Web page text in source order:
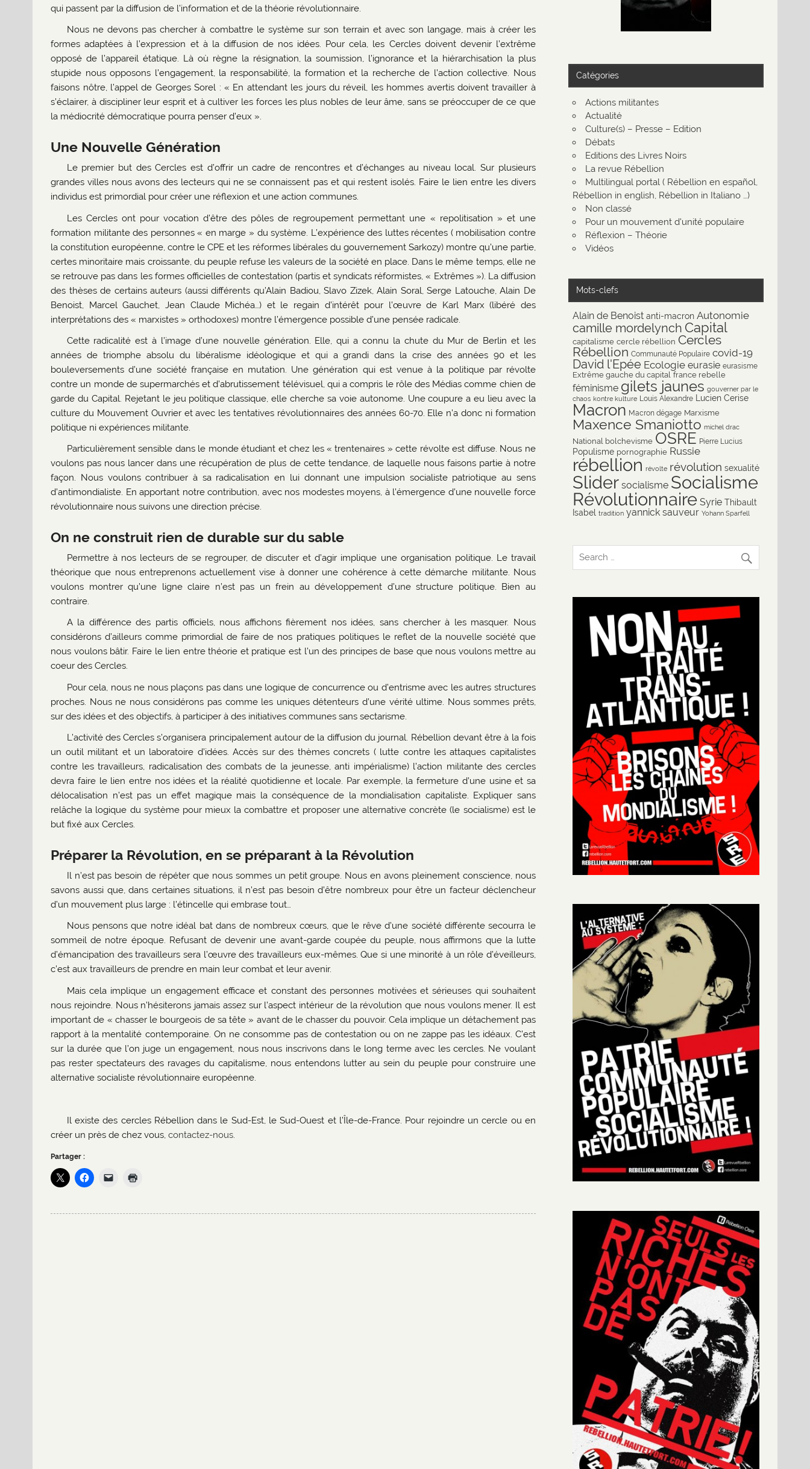
qui passent par la diffusion de l’information et de la théorie révolutionnaire.
Nous ne devons pas chercher à combattre le système sur son terrain et avec son langage, mais à créer les
formes adaptées à l’expression et à la diffusion de nos idées. Pour cela, les Cercles doivent devenir l’extrême
opposé de l’appareil étatique. Là où règne la résignation, la soumission, l’ignorance et la hiérarchisation la plus
stupide nous opposons l’engagement, la responsabilité, la formation et la recherche de l’action collective. Nous
faisons nôtre, l’appel de Georges Sorel : « En attendant les jours du réveil, les hommes avertis doivent travailler à
s’éclairer, à discipliner leur esprit et à cultiver les forces les plus nobles de leur âme, sans se préoccuper de ce que
la médiocrité démocratique pourra penser d’eux ».
Une Nouvelle Génération
Le premier but des Cercles est d’offrir un cadre de rencontres et d’échanges au niveau local. Sur plusieurs
grandes villes nous avons des lecteurs qui ne se connaissent pas et qui restent isolés. Faire le lien entre les divers
individus est primordial pour créer une réflexion et une action communes.
Les Cercles ont pour vocation d’être des pôles de regroupement permettant une « repolitisation » et une
formation militante des personnes « en marge » du système. L’expérience des luttes récentes ( mobilisation contre
la constitution européenne, contre le CPE et les réformes libérales du gouvernement Sarkozy) montre qu’une partie,
certes minoritaire mais croissante, du peuple refuse les valeurs de la société en place. Dans le même temps, elle ne
se retrouve pas dans les formes officielles de contestation (partis et syndicats réformistes, « Extrêmes »). La diffusion
des thèses de certains auteurs (aussi différents qu’Alain Badiou, Slavo Zizek, Alain Soral, Serge Latouche, Alain De
Benoist, Marcel Gauchet, Jean Claude Michéa…) et le regain d’intérêt pour l’œuvre de Karl Marx (libéré des
interprétations des « marxistes » orthodoxes) montre l’émergence possible d’une pensée radicale.
Cette radicalité est à l’image d’une nouvelle génération. Elle, qui a connu la chute du Mur de Berlin et les
années de triomphe absolu du libéralisme idéologique et qui a grandi dans la crise des années 90 et les
bouleversements d’une société française en mutation. Une génération qui est venue à la politique par révolte
contre un monde de supermarchés et d’abrutissement télévisuel, qui a compris le rôle des Médias comme chien de
garde du Capital. Rejetant le jeu politique classique, elle cherche sa voie autonome. Une coupure a eu lieu avec la
culture du Mouvement Ouvrier et avec les tentatives révolutionnaires des années 60-70. Elle n’a donc ni formation
politique ni expériences militante.
Particulièrement sensible dans le monde étudiant et chez les « trentenaires » cette révolte est diffuse. Nous ne
voulons pas nous lancer dans une récupération de plus de cette tendance, de laquelle nous faisons partie à notre
façon. Nous voulons contribuer à sa radicalisation en lui donnant une impulsion socialiste patriotique au sens
d’antimondialiste. En apportant notre contribution, avec nos modestes moyens, à l’émergence d’une nouvelle force
révolutionnaire nous suivons une direction précise.
On ne construit rien de durable sur du sable
Permettre à nos lecteurs de se regrouper, de discuter et d’agir implique une organisation politique. Le travail
théorique que nous entreprenons actuellement vise à donner une cohérence à cette démarche militante. Nous
voulons montrer qu’une ligne claire n’est pas un frein au développement d’une structure politique. Bien au
contraire.
A la différence des partis officiels, nous affichons fièrement nos idées, sans chercher à les masquer. Nous
considérons d’ailleurs comme primordial de faire de nos pratiques politiques le reflet de la nouvelle société que
nous voulons bâtir. Faire le lien entre théorie et pratique est l’un des principes de base que nous voulons mettre au
coeur des Cercles.
Pour cela, nous ne nous plaçons pas dans une logique de concurrence ou d’entrisme avec les autres structures
proches. Nous ne nous considérons pas comme les uniques détenteurs d’une vérité ultime. Nous sommes prêts,
sur des idées et des objectifs, à participer à des initiatives communes sans sectarisme.
L’activité des Cercles s’organisera principalement autour de la diffusion du journal. Rébellion devant être à la fois
un outil militant et un laboratoire d’idées. Accès sur des thèmes concrets ( lutte contre les attaques capitalistes
contre les travailleurs, radicalisation des combats de la jeunesse, anti impérialisme) l’action militante des cercles
devra faire le lien entre nos idées et la réalité quotidienne et locale. Par exemple, la fermeture d’une usine et sa
délocalisation n’est pas un effet magique mais la conséquence de la mondialisation capitaliste. Expliquer sans
relâche la logique du système pour mieux la combattre et proposer une alternative concrète (le socialisme) est le
but fixé aux Cercles.
Préparer la Révolution, en se préparant à la Révolution
Il n’est pas besoin de répéter que nous sommes un petit groupe. Nous en avons pleinement conscience, nous
savons aussi que, dans certaines situations, il n’est pas besoin d’être nombreux pour être un facteur déclencheur
d’un mouvement plus large : l’étincelle qui embrase tout…
Nous pensons que notre idéal bat dans de nombreux cœurs, que le rêve d’une société différente secourra le
sommeil de notre époque. Refusant de devenir une avant-garde coupée du peuple, nous affirmons que la lutte
d’émancipation des travailleurs sera l’œuvre des travailleurs eux-mêmes. Que si une minorité à un rôle d’éveilleurs,
c’est aux travailleurs de prendre en main leur combat et leur avenir.
Mais cela implique un engagement efficace et constant des personnes motivées et sérieuses qui souhaitent
nous rejoindre. Nous n’hésiterons jamais assez sur l’aspect intérieur de la révolution que nous voulons mener. Il est
important de « chasser le bourgeois de sa tête » avant de le chasser du pouvoir. Cela implique un détachement pas
rapport à la mentalité contemporaine. On ne consomme pas de contestation ou on ne zappe pas les idéaux. C’est
sur la durée que l’on juge un engagement, nous nous inscrivons dans le long terme avec les cercles. Ne voulant
pas rester spectateurs des ravages du capitalisme, nous entendons lutter au sein du peuple pour construire une
alternative socialiste révolutionnaire européenne.
Il existe des cercles Rébellion dans le Sud-Est, le Sud-Ouest et l’Île-de-France. Pour rejoindre un cercle ou en
créer un près de chez vous,contactez-nous
Partager :
Catégories
Actions militantes
Actualité
Culture(s) – Presse – Edition
Débats
Editions des Livres Noirs
La revue Rébellion
Multilingual portal ( Rébellion en español,
Rébellion in english, Rébellion in Italiano …)
Non classé
Pour un mouvement d'unité populaire
Réflexion – Théorie
Vidéos
Mots-clefs
Alain de Benoist anti-macron Autonomie
camille mordelynch Capital
capitalisme cercle rébellion Cercles
Rébellion Communauté Populaire covid-19
David l'Epée Ecologie eurasie eurasisme
Extrême gauche du capital france rebelle
féminisme gilets jaunes gouverner par le
chaos kontre kulture Louis Alexandre Lucien Cerise
Macron Macron dégage Marxisme
Maxence Smaniotto michel drac
National bolchevisme OSRE Pierre Lucius
Populisme pornographie Russie
rébellion révolte révolution sexualité
Slider socialisme Socialisme
Révolutionnaire Syrie Thibault
Isabel tradition yannick sauveur Yohann Sparfell